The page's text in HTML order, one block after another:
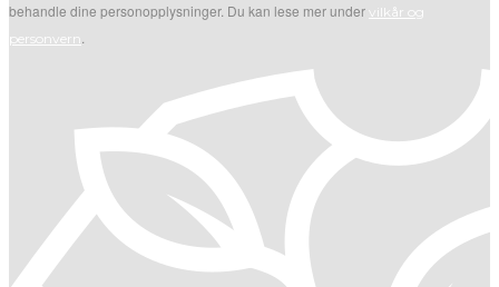
behandle dine personopplysninger. Du kan lese mer under vilkår og
personvern